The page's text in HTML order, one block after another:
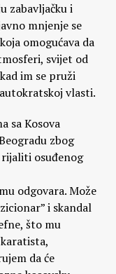
zabavljačku i
mnjenje se
omogućava da
svijet od
im se pruži
vlasti.
sa Kosova
zbog
osuđenog
odgovara. Može
i skandal
što mu
da će